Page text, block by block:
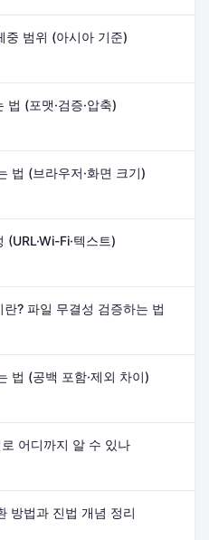
중 범위 (아시아 기준)
(포맷·검증·압축)
법 (브라우저·화면 크기)
Fi·텍스트)
? 파일 무결성 검증하는 법
법 (공백 포함·제외 차이)
어디까지 알 수 있나
방법과 진법 개념 정리